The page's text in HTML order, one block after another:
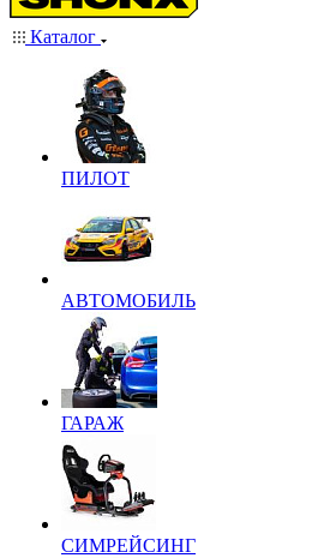
Каталог
ПИЛОТ
АВТОМОБИЛЬ
ГАРАЖ
СИМРЕЙСИНГ